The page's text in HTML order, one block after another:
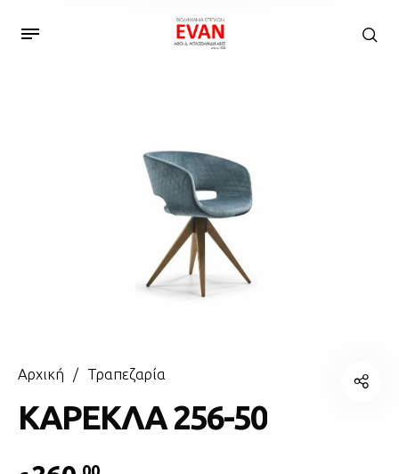
Αρχική / Τραπεζαρία
ΚΑΡΕΚΛΑ 256-50